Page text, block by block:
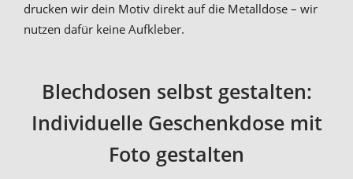
drucken wir dein Motiv direkt auf die Metalldose – wir
nutzen dafür keine Aufkleber.
Blechdosen selbst gestalten:
Individuelle Geschenkdose mit
Foto gestalten